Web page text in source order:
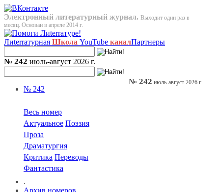
Электронный литературный журнал. Выходит один раз в
месяц. Основан в апреле 2014 г.
Лиterraтурная Школа YouTube каналПартнеры
№ 242 июль-август 2026 г.
№ 242
Весь номер
Актуальное Поэзия
Проза
Драматургия
Критика Переводы
Фантастика
.
Архив номеров
№ 242 июль-август 2026 г.